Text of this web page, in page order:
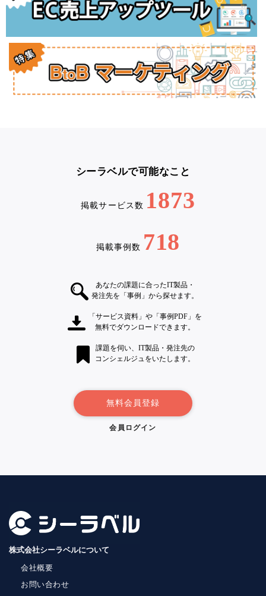
シーラベルで可能なこと
掲載サービス数 1873
掲載事例数 718
あなたの課題に合ったIT製品・
発注先を「事例」から探せます。
「サービス資料」や「事例PDF」を
無料でダウンロードできます。
課題を伺い、IT製品・発注先の
コンシェルジュをいたします。
無料会員登録
会員ログイン
株式会社シーラベルについて
会社概要
お問い合わせ